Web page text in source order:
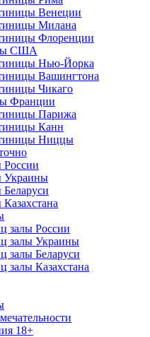
Венеции
Милана
Флоренции
США
Нью-Йорка
Вашингтона
Чикаго
Франции
Парижа
Канн
Ниццы
России
Украины
залы России
залы Украины
залы Беларуси
залы Казахстана
18+